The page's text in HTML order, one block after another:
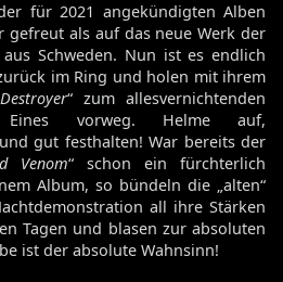
für 2021 angekündigten Alben
gefreut als auf das neue Werk der
Schweden. Nun ist es endlich
im Ring und holen mit ihrem
“ zum allesvernichtenden
Eines vorweg. Helme auf,
gut festhalten! War bereits der
Venom“ schon ein fürchterlich
Album, so bündeln die „alten“
all ihre Stärken
Tagen und blasen zur absoluten
ist der absolute Wahnsinn!